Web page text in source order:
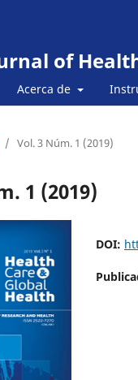
of
Acerca de
/ Vol. 3 Núm. 1 (2019)
1 (2019)
DOI: